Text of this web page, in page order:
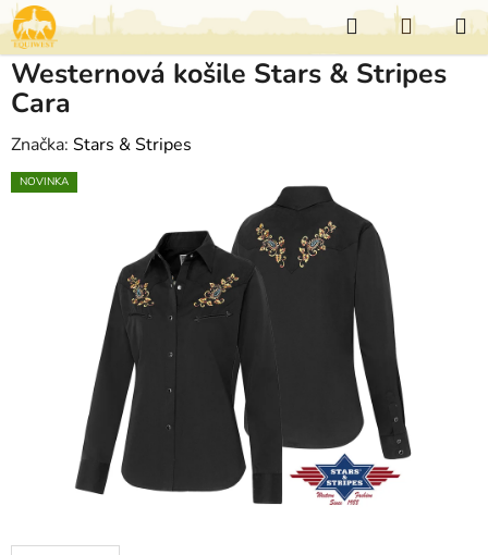
Přejít
na
obsah
Hledat
KOŠÍK
Westernová košile Stars & Stripes
Cara
Značka: Stars & Stripes
NOVINKA